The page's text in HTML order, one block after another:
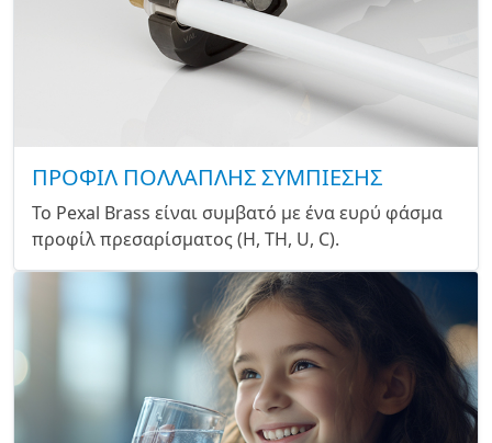
ΠΡΟΦΙΛ ΠΟΛΛΑΠΛΗΣ ΣΥΜΠΙΕΣΗΣ
Το Pexal Brass είναι συμβατό με ένα ευρύ φάσμα
προφίλ πρεσαρίσματος (H, TH, U, C).